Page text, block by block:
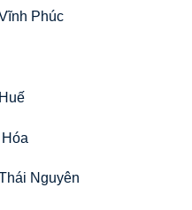
Phúc
Nguyên